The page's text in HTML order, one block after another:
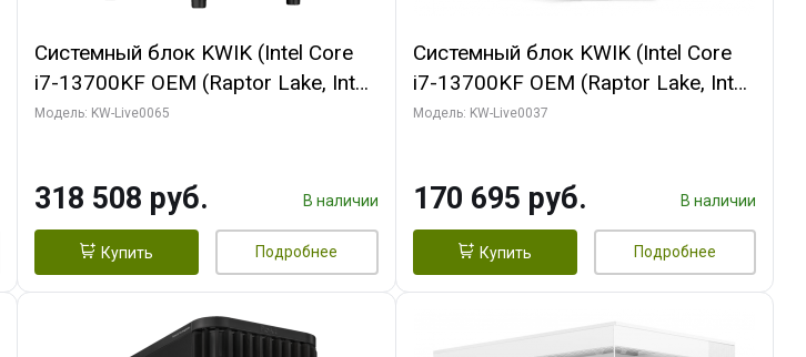
Системный блок KWIK (Intel Core
i7-13700KF OEM (Raptor Lake, Intel
7, C16 8EC/8PC/ 64 ГБ ОЗУ (2
2/ 1 ТБ SSD)
Модель: KW-Live0065
318 508 руб. В наличии
Купить Подробнее
Системный блок KWIK (Intel Core
i7-13700KF OEM (Raptor Lake, Intel
7, C16 8EC/8PC/ 32 ГБ ОЗУ (2
HDMI/ 1 ТБ SSD)
Модель: KW-Live0037
170 695 руб. В наличии
Купить Подробнее